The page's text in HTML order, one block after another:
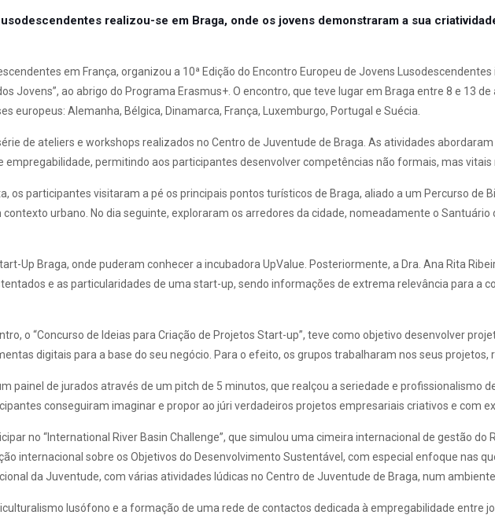
realizou-se em Braga, onde os jovens demonstraram a sua
em França, organizou a 10ª Edição do Encontro Europeu de Jovens
Jovens”, ao abrigo do Programa Erasmus+. O encontro, que teve lugar em Braga entre 8 e 13
europeus: Alemanha, Bélgica, Dinamarca, França, Luxemburgo, Portugal e Suécia.
de ateliers e workshops realizados no Centro de Juventude de Braga. As atividades
permitindo aos participantes desenvolver competências não formais, mas vitais
os participantes visitaram a pé os principais pontos turísticos de Braga, aliado a um Percurso de
urbano. No dia seguinte, exploraram os arredores da cidade, nomeadamente o Santuário
Up Braga, onde puderam conhecer a incubadora UpValue. Posteriormente, a Dra. Ana Rita
e as particularidades de uma start-up, sendo informações de extrema relevância para a
o “Concurso de Ideias para Criação de Projetos Start-up”, teve como objetivo desenvolver
digitais para a base do seu negócio. Para o efeito, os grupos trabalharam nos seus projetos,
painel de jurados através de um pitch de 5 minutos, que realçou a seriedade e profissionalismo
conseguiram imaginar e propor ao júri verdadeiros projetos empresariais criativos e com
no “International River Basin Challenge”, que simulou uma cimeira internacional de gestão do
internacional sobre os Objetivos do Desenvolvimento Sustentável, com especial enfoque nas
da Juventude, com várias atividades lúdicas no Centro de Juventude de Braga, num
lusófono e a formação de uma rede de contactos dedicada à empregabilidade entre